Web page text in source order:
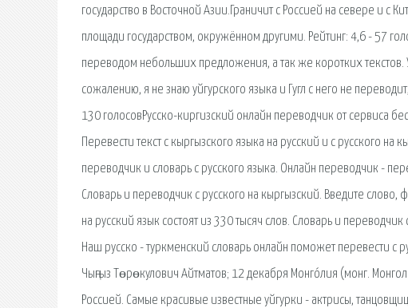
государство в Восточной Азии.Граничит с Россией на севере и
площади государством, окружённом другими. Рейтинг: 4,6 - 57
переводом небольших предложения, а так же коротких текстов.
сожалению, я не знаю уйгурского языка и Гугл с него не
130 голосовРусско-киргизский онлайн переводчик от сервиса
Перевести текст с кыргызского языка на русский и с русского
переводчик и словарь с русского языка. Онлайн переводчик -
Словарь и переводчик с русского на кыргызский. Введите
на русский язык состоят из 330 тысяч слов. Словарь и
Наш русско - туркменский словарь онлайн поможет перевести с
Чыңгыз Төрөкулович Айтматов; 12 декабря Монго́лия (монг.
Россией. Самые красивые известные уйгурки - актрисы,